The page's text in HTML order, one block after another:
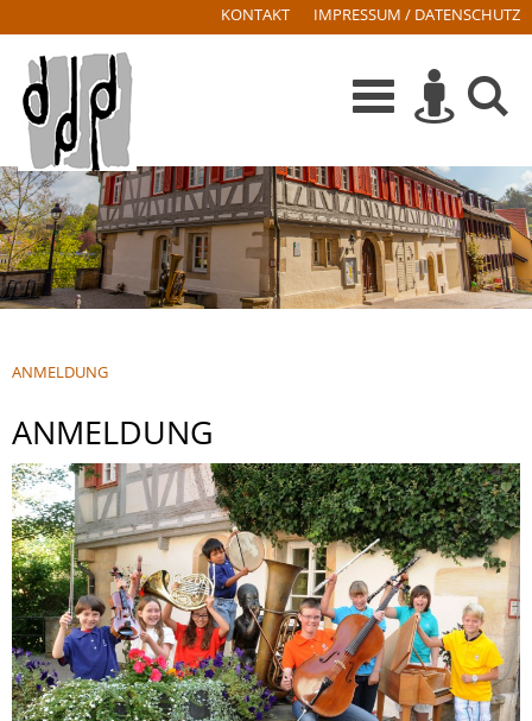
KONTAKT IMPRESSUM / DATENSCHUTZ
ANMELDUNG
ANMELDUNG